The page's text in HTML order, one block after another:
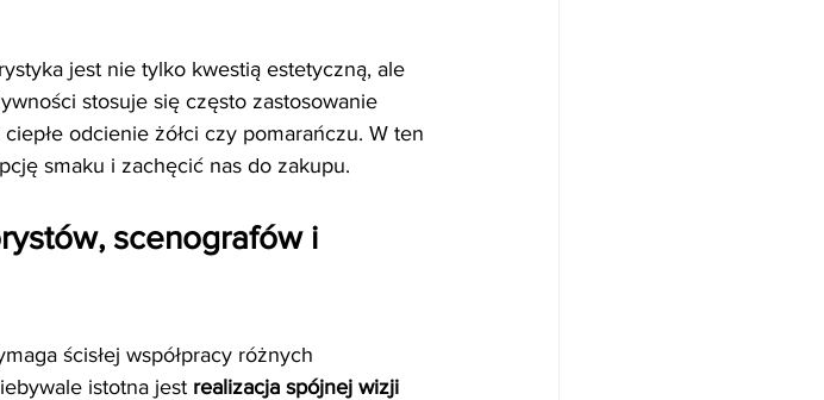
jest nie tylko kwestią estetyczną, ale
stosuje się często zastosowanie
odcienie żółci czy pomarańczu. W ten
smaku i zachęcić nas do zakupu.
scenografów i
ścisłej współpracy różnych
istotna jest realizacja spójnej wizji